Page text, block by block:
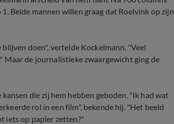
Beide mannen willen graag dat Roelvink op zijn
doen", vertelde Kockelmann. "Veel
Maar de journalistieke zwaargewicht ging de
die zij hem hebben geboden. "Ik had wat
rol in een film", bekende hij. "Het beeld
iets op papier zetten?"